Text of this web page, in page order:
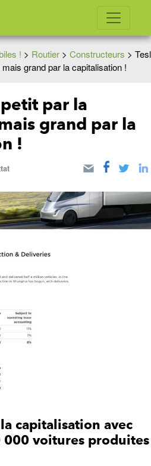
! > Routier > Constructeurs >
grand par la capitalisation !
par la
grand par la
!
capitalisation avec
000 voitures produites